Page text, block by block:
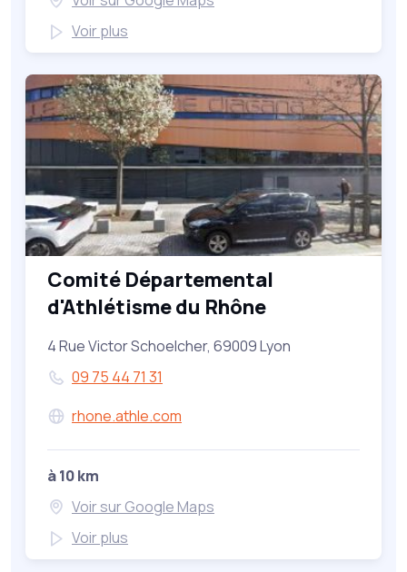
Voir plus
Comité Départemental
d'Athlétisme du Rhône
4 Rue Victor Schoelcher, 69009 Lyon
09 75 44 71 31
rhone.athle.com
à 10 km
Voir sur Google Maps
Voir plus